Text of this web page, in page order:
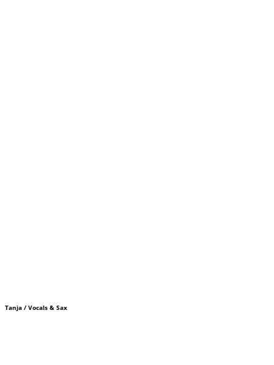
Tanja / Vocals & Sax